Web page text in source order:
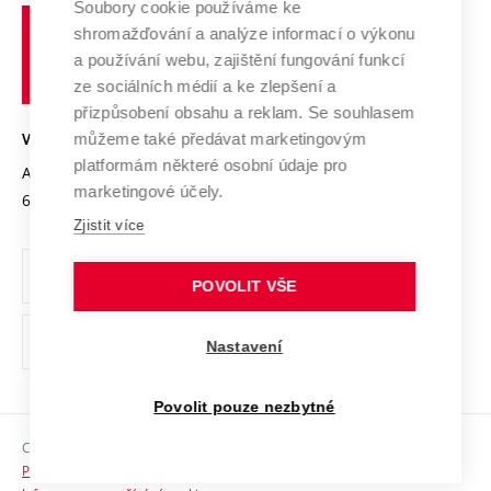
Výzkumné infrastruktury
Transfer znalostí
Open Science
Projekty
Projekty ze strukturálních fondů
Specifický výzkum
Spolupráce se školami
Služby univerzity
Mezinárodní dohody
Univerzitní sítě
Udržitelná univerzita
Podnikavá univerzita / ContriBUTe
Bezpečná univerzita
Vyznamenání
Organizační struktura
Ochrana osobních údajů
odkaz)
Sociální bezpečí
učení
technické
VYSOKÉ UČENÍ TECHNICKÉ V BRNĚ
Antonínská 548/1
602 00 Brno
www.vut.cz
vut@vutbr.cz
Copyright © 2026 VUT
Prohlášení o přístupnosti
Soubory cookie používáme ke
shromažďování a analýze informací o výkonu
a používání webu, zajištění fungování funkcí
ze sociálních médií a ke zlepšení a
přizpůsobení obsahu a reklam. Se souhlasem
můžeme také předávat marketingovým
platformám některé osobní údaje pro
marketingové účely.
Zjistit více
POVOLIT VŠE
Nastavení
Povolit pouze nezbytné